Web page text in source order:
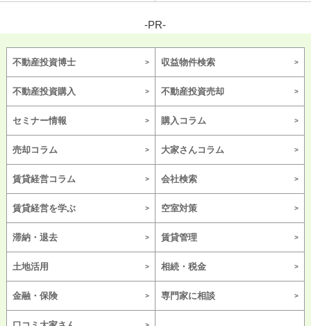
-PR-
不動産投資博士 収益物件検索
不動産投資購入 不動産投資売却
セミナー情報 購入コラム
売却コラム 大家さんコラム
賃貸経営コラム 会社検索
賃貸経営を学ぶ 空室対策
滞納・退去 賃貸管理
土地活用 相続・税金
金融・保険 専門家に相談